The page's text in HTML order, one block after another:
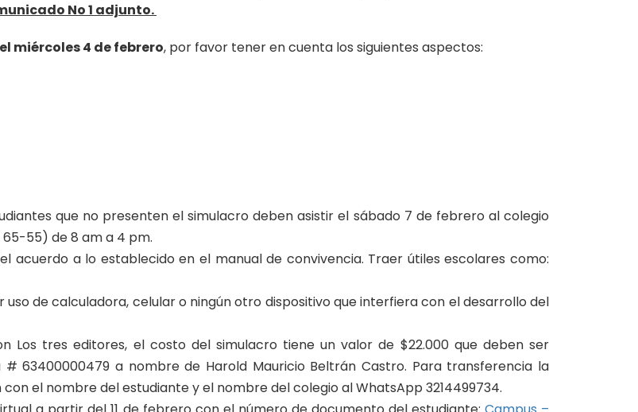
No 1 adjunto.
el miércoles 4 de febrero, por favor tener en cuenta los siguientes aspectos:
que no presenten el simulacro deben asistir el sábado 7 de febrero al colegio
55) de 8 am a 4 pm.
acuerdo a lo establecido en el manual de convivencia. Traer útiles escolares como:
de calculadora, celular o ningún otro dispositivo que interfiera con el desarrollo del
Los tres editores, el costo del simulacro tiene un valor de $22.000 que deben ser
63400000479 a nombre de Harold Mauricio Beltrán Castro. Para transferencia la
el nombre del estudiante y el nombre del colegio al WhatsApp 3214499734.